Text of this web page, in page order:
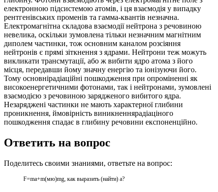
електронною підсистемою атомів, і ця взаємодія у випадку
рентгенівських променів та гамма-квантів незначна.
Електромагнітна складова взаємодії нейтрона з речовиною
невелика, оскільки зумовлена тільки незначним магнітним
диполем частинки, тож основним каналом розсіяння
нейтронів є прямі зіткнення з ядрами. Нейтрони теж можуть
викликати трансмутації, або ж вибити ядро атома з його
місця, передавши йому значну енергію та іонізуючи його.
Тому основнірадіаційні пошкодження при опроміненні як
високоенергетичними фотонами, так і нейтронами, зумовлені
взаємодією з речовиною зарядженого вибитого ядра.
Незаряджені частинки не мають характерної глибини
проникнення, ймовірність виникненнярадіаціного
пошкодження спадає в глибину речовини експоненційно.
Ответить на вопрос
Поделитесь своими знаниями, ответьте на вопрос:
F=ma+m(мю)mg, как выразить (найти) a?